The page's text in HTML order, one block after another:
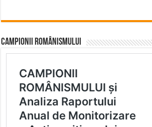
CAMPIONII ROMÂNISMULUI